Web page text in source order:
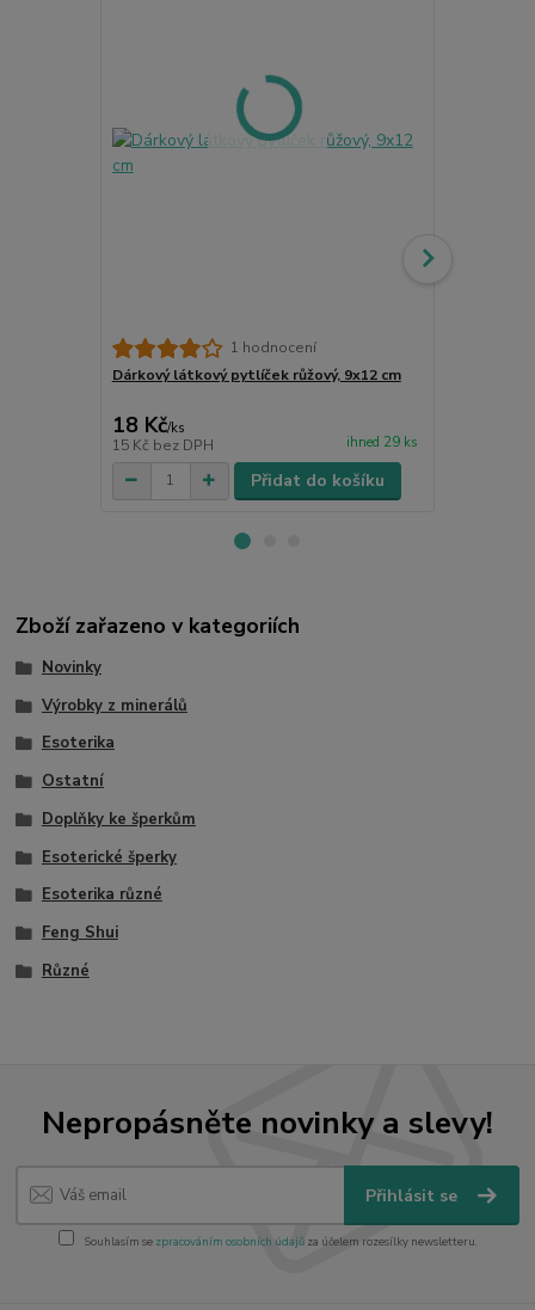
1 hodnocení
Dárkový látkový pytlíček růžový, 9x12 cm
18 Kč/ks
15 Kč bez DPH ihned 29 ks
Přidat do košíku
Zboží zařazeno v kategoriích
Novinky
Výrobky z minerálů
Esoterika
Ostatní
Doplňky ke šperkům
Esoterické šperky
Esoterika různé
Feng Shui
Různé
Nepropásněte novinky a slevy!
Přihlásit se
Souhlasím se zpracováním osobních údajůza účelem rozesílky newsletteru.